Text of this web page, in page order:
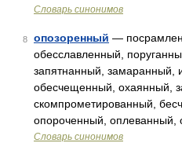
Словарь синонимов
8 опозоренный —
обесславленный,
запятнанный, замаранный,
обесчещенный, охаянный,
скомпрометированный,
опороченный, оплеванный,
Словарь синонимов